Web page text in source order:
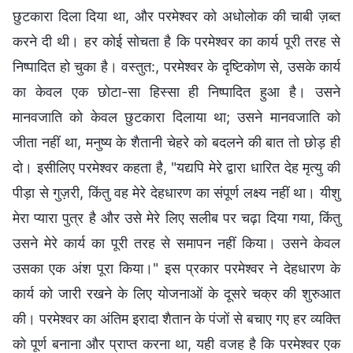
छुटकारा दिला दिया था, और परमेश्वर को अधोलोक की चाबी ज़ब्त
करने दी थी। हर कोई सोचता है कि परमेश्वर का कार्य पूरी तरह से
निष्पादित हो चुका है। वस्तुत:, परमेश्वर के दृष्टिकोण से, उसके कार्य
का केवल एक छोटा-सा हिस्सा ही निष्पादित हुआ है। उसने
मानवजाति को केवल छुटकारा दिलाया था; उसने मानवजाति को
जीता नहीं था, मनुष्य के शैतानी चेहरे को बदलने की बात तो छोड़ ही
दो। इसीलिए परमेश्वर कहता है, "यद्यपि मेरे द्वारा धारित देह मृत्यु की
पीड़ा से गुज़री, किंतु वह मेरे देहधारण का संपूर्ण लक्ष्य नहीं था। यीशु
मेरा प्यारा पुत्र है और उसे मेरे लिए सलीब पर चढ़ा दिया गया, किंतु
उसने मेरे कार्य का पूरी तरह से समापन नहीं किया। उसने केवल
उसका एक अंश पूरा किया।" इस प्रकार परमेश्वर ने देहधारण के
कार्य को जारी रखने के लिए योजनाओं के दूसरे चक्र की शुरुआत
की। परमेश्वर का अंतिम इरादा शैतान के पंजों से बचाए गए हर व्यक्ति
को पूर्ण बनाना और प्राप्त करना था, यही वजह है कि परमेश्वर एक